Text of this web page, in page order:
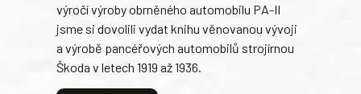
výročí výroby obrněného automobilu PA-II
jsme si dovolili vydat knihu věnovanou vývoji
a výrobě pancéřových automobilů strojírnou
Škoda v letech 1919 až 1936.